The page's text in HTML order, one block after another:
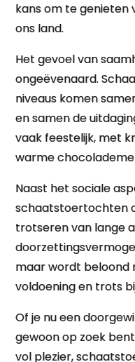
kans om te genieten
ons land.
Het gevoel van
ongeëvenaard.
niveaus komen
en samen de
vaak feestelijk, met
warme
Naast het sociale
schaatstoertochten
trotseren van lange
maar wordt beloond
voldoening en trots
Of je nu een
gewoon op zoek
vol plezier,